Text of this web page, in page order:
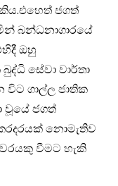
ජගත්
බන්ධනාගාරයේ
ඔහු
සේවා වාර්තා
විට ගාල්ල ජාතික
වූයේ ජගත්
නොමැතිව
වීමට හැකි